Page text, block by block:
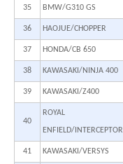
35 BMW/G310 GS
36 HAOJUE/CHOPPER
37 HONDA/CB 650
38 KAWASAKI/NINJA 400
39 KAWASAKI/Z400
40
ROYAL
ENFIELD/INTERCEPTOR
41 KAWASAKI/VERSYS